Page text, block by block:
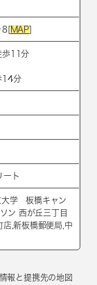
MAP]
歩11分
14分
ート
大学 板橋キャン
ン 西が丘三丁目
店,新板橋郵便局,中
報と提携先の地図